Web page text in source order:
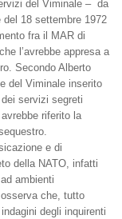
del Viminale – da
18 settembre 1972
fra il MAR di
l’avrebbe appresa a
Secondo Alberto
del Viminale inserito
dei servizi segreti
riferito la
e di
della NATO, infatti
ambienti
che, tutto
degli inquirenti